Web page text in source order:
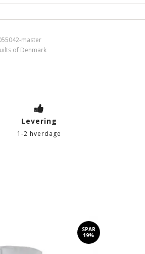
master
of Denmark
Levering
1-2 hverdage
SPAR
19%